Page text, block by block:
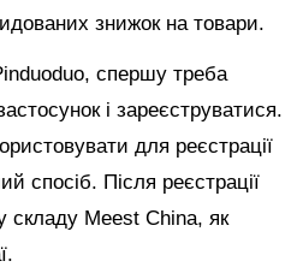
знижок на товари.
спершу треба
і зареєструватися.
для реєстрації
спосіб. Після реєстрації
складу Meest China, як